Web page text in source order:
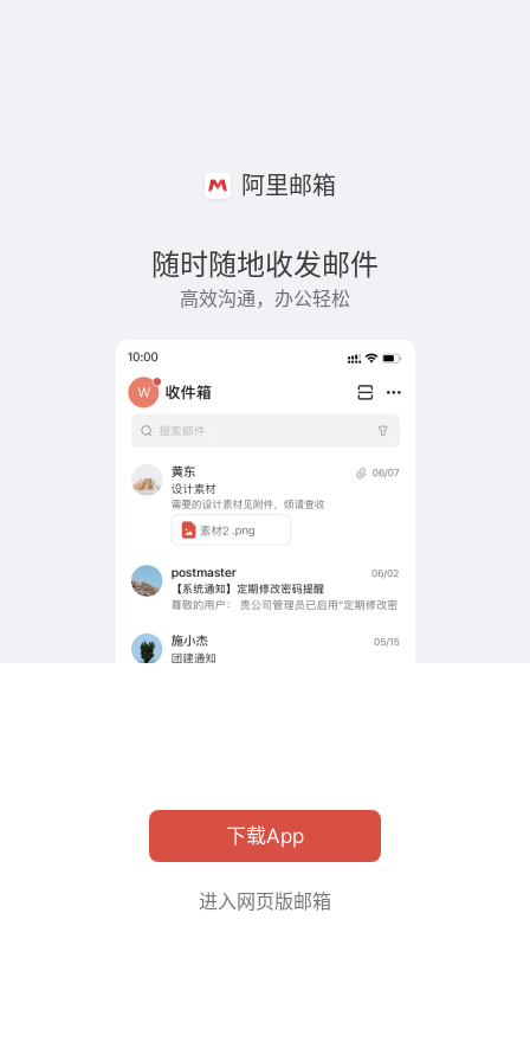
阿里邮箱
随时随地收发邮件
高效沟通，办公轻松
下载App
进入网页版邮箱